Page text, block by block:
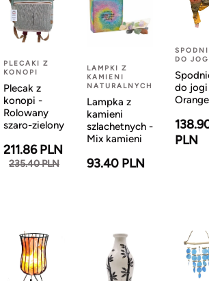
PLECAKI Z
KONOPI
Plecak z
konopi -
Rolowany
szaro-zielony
211.86 PLN
235.40 PLN
LAMPKI Z
KAMIENI
NATURALNYCH
Lampka z
kamieni
szlachetnych -
Mix kamieni
93.40 PLN
DO
do
Orange
PLN